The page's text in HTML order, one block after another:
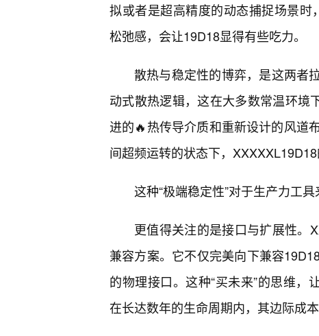
拟或者是超高精度的动态捕捉场景时
松弛感，会让19D18显得有些吃力。
散热与稳定性的博弈，是这两者
动式散热逻辑，这在大多数常温环境
进的🔥热传导介质和重新设计的风道
间超频运转的状态下，
这种“极端稳定性”对于生产力工
更值得关注的是接口与扩展性。
兼容方案。它不仅完美向下兼容
的物理接口。这种“买未来”的思维，
在长达数年的生命周期内，其边际成